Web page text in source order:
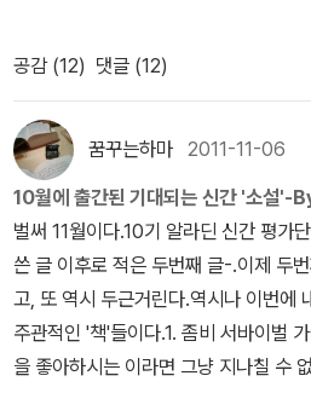
컨 라임' 시리즈를 생각해보면 더욱 그
뭔가 답답한 느낌이 들죠. 그러나 많은
는 분위기인데다가... 책 날개에 제 닉
책이기에 소장하고 있습니다. 펜더개
서도 정말 독특한 소재들을 다루고 있
고 있습니다. 애초에 시리즈의 첫 작품
물관에 숨어든 식인괴물을 다루고 있습
진열장> 같은 경우 이런 배경지식을 갖
개가 황당하게 받아들여질 수 밖에 없
히 불친절하다는 느낌도 받고요.시리즈
이는 무지하게 평범하고 일상적이고
키는 점이 있다. 빨간색 표지도 맘에 들
Q84>를 읽고 계신데 그거 다 읽고 나
다 벼르고 계시다. 마르케스는 <백년동
녀들의 추억>이니 뭐.. 두말할 나위없는
하지 않는 글들을 잘 쓰는 지라 함께 구
위한 책..ㅋㅋ 이집트 파라오나 피라미
셔널 지오그래픽에서 나온 책을 사달
라 이걸로 골라봤다. 가격대가 좀 비싸
00원ㅜ) 보니까 어른들도 좋아할 만한
는 높은 편이다. 이거 받고 좋아할 조카
금의 할인도 받지 않고 제 값주고 산 책
그 가격이 조금도 아깝지 않을만큼 만
퍼에도 썼지만 누군가의 추천에 의해
를 통한 책 구입보다 우연하게 들른 서
책이 의외의 즐거움을 주는 경우가 종
그랬다. 이 기회에 좀 더 많은 사람들과
나처럼 우연히 발견하여 뜻밖의 즐거
것이다. 푸힛 -> 이거 무슨 심리인지
으로 말했다. 으악 삼월의 붉은 구렁을
거의 반 값이다. 아니다. 반 값도 아니
라? 아~ 기분이 좀 이상하다. 젠장! 아
공감 (12) 댓글 (12)
꿈꾸는하마 2011-11-06
10월에 출간된 기대되는 신간 '소설'-
벌써 11월이다.10기 알라딘 신간 평가
쓴 글 이후로 적은 두번째 글-.이제 두
고, 또 역시 두근거린다.역시나 이번에
주관적인 '책'들이다.1. 좀비 서바이벌
을 좋아하시는 이라면 그냥 지나칠 수